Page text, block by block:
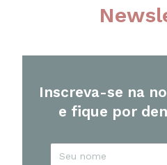
Inscreva-se na
e fique por